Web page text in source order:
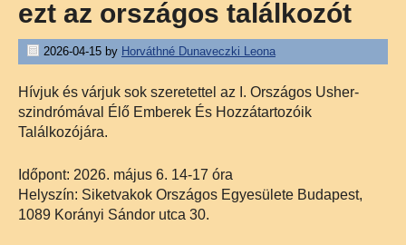
ezt az országos találkozót
2026-04-15 by Horváthné Dunaveczki Leona
Hívjuk és várjuk sok szeretettel az I. Országos Usher-
szindrómával Élő Emberek És Hozzátartozóik
Találkozójára.
Időpont: 2026. május 6. 14-17 óra
Helyszín: Siketvakok Országos Egyesülete Budapest,
1089 Korányi Sándor utca 30.